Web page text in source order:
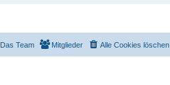
Alle Cookies löschen
Mitglieder
Das Team